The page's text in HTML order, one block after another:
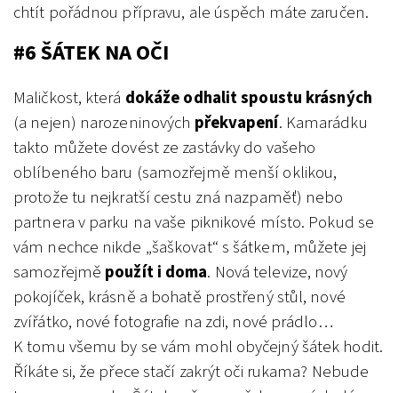
chtít pořádnou přípravu, ale úspěch máte zaručen.
#6 ŠÁTEK NA OČI
Maličkost, která dokáže odhalit spoustu krásných
(a nejen) narozeninových překvapení. Kamarádku
takto můžete dovést ze zastávky do vašeho
oblíbeného baru (samozřejmě menší oklikou,
protože tu nejkratší cestu zná nazpaměť) nebo
partnera v parku na vaše piknikové místo. Pokud se
vám nechce nikde „šaškovat“ s šátkem, můžete jej
samozřejmě použít i doma. Nová televize, nový
pokojíček, krásně a bohatě prostřený stůl, nové
zvířátko, nové fotografie na zdi, nové prádlo…
K tomu všemu by se vám mohl obyčejný šátek hodit.
Říkáte si, že přece stačí zakrýt oči rukama? Nebude